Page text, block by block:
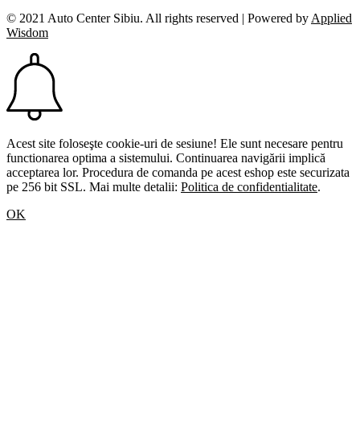
© 2021 Auto Center Sibiu. All rights reserved | Powered by Applied
Wisdom
Acest site foloseşte cookie-uri de sesiune! Ele sunt necesare pentru
functionarea optima a sistemului. Continuarea navigării implică
acceptarea lor. Procedura de comanda pe acest eshop este securizata
pe 256 bit SSL. Mai multe detalii: Politica de confidentialitate.
OK